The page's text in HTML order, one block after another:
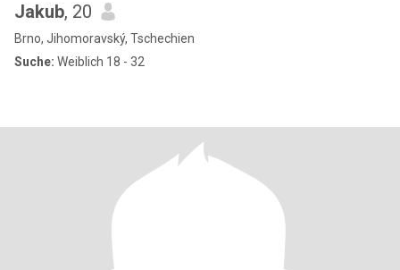
Jakub, 20
Brno, Jihomoravský, Tschechien
Suche: Weiblich 18 - 32